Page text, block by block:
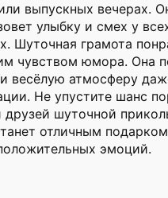
выпускных вечерах.
улыбку и смех у
Шуточная грамота
чувством юмора. Она
весёлую атмосферу
Не упустите шанс
друзей шуточной
отличным
эмоций.